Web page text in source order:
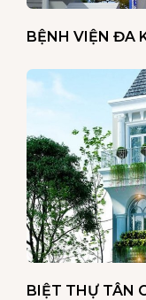
BỆNH VIỆN ĐA
BIỆT THỰ TÂN